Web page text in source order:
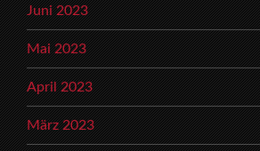
Juni 2023
Mai 2023
April 2023
März 2023